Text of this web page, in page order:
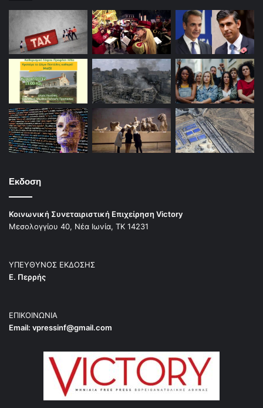
Εκδοση
Κοινωνική Συνεταιριστική Επιχείρηση Victory
Μεσολογγίου 40, Νέα Ιωνία, ΤΚ 14231
ΥΠΕΥΘΥΝΟΣ ΕΚΔΟΣΗΣ
Ε. Περρής
ΕΠΙΚΟΙΝΩΝΙΑ
Email: vpressinf@gmail.com